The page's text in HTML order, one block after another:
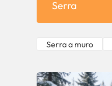
Serra
Serra a muro